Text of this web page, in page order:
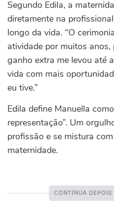
Segundo Edila, a
diretamente na
longo da vida. “O
atividade por muitos
ganho extra me levou até
vida com mais
eu tive.”
Edila define Manuella
representação”. Um
profissão e se mistura
maternidade.